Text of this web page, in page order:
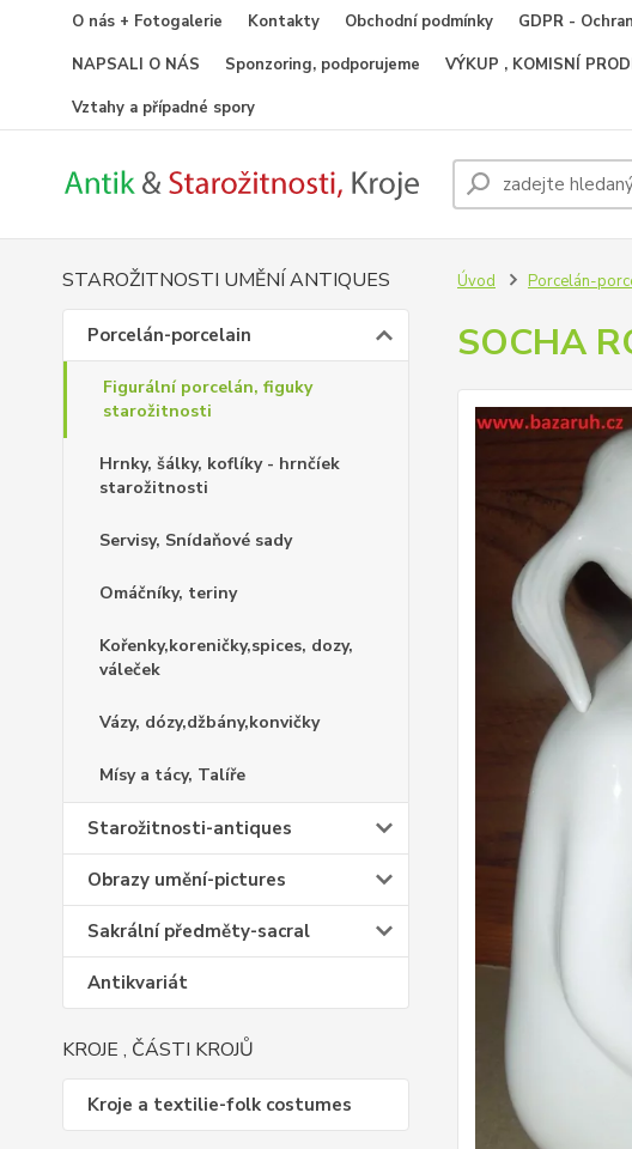
O nás + Fotogalerie Kontakty Obchodní podmínky GDPR -
NAPSALI O NÁS
Sponzoring, podporujeme VÝKUP , KOMISNÍ
Vztahy a případné spory
STAROŽITNOSTI UMĚNÍ ANTIQUES
Porcelán-porcelain
Figurální porcelán, figuky
starožitnosti
Hrnky, šálky, koflíky - hrnčíek
starožitnosti
Servisy, Snídaňové sady
Omáčníky, teriny
Kořenky,koreničky,spices, dozy,
váleček
Vázy, dózy,džbány,konvičky
Mísy a tácy, Talíře
Starožitnosti-antiques
Obrazy umění-pictures
Sakrální předměty-sacral
Antikvariát
KROJE , ČÁSTI KROJŮ
Kroje a textilie-folk costumes
Úvod Porcelán-
SOCHA